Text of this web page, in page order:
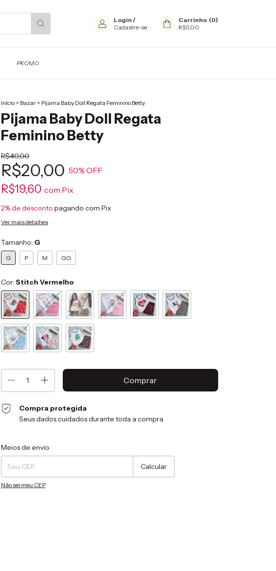
Login /
Cadastre-se
Carrinho (0)
R$0,00
PROMO
Início > Bazar > Pijama Baby Doll Regata Feminino Betty
Pijama Baby Doll Regata
Feminino Betty
R$40,00
R$20,00 50% OFF
R$19,60 com Pix
2% de desconto pagando com Pix
Ver mais detalhes
Tamanho: G
G P M GG
Cor: Stitch Vermelho
Compra protegida
Seus dados cuidados durante toda a compra.
Entregas para o CEP:
Meios de envio
Calcular
Não sei meu CEP